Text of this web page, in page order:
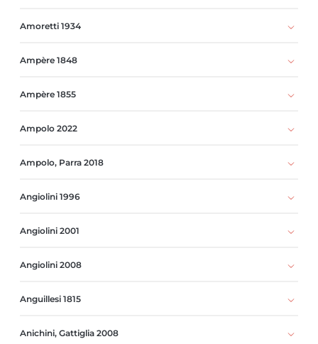
Amoretti 1934
Ampère 1848
Ampère 1855
Ampolo 2022
Ampolo, Parra 2018
Angiolini 1996
Angiolini 2001
Angiolini 2008
Anguillesi 1815
Anichini, Gattiglia 2008